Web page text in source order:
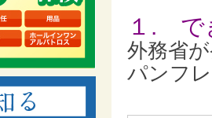
１. で
外務省
パンフ